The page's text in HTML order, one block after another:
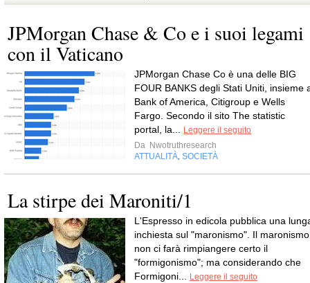
JPMorgan Chase & Co e i suoi legami
con il Vaticano
JPMorgan Chase Co è una delle BIG
FOUR BANKS degli Stati Uniti, insieme
Bank of America, Citigroup e Wells
Fargo. Secondo il sito The statistic
portal, la...
Leggere il seguito
Da Nwotruthresearch
ATTUALITÀ SOCIETÀ
La stirpe dei Maroniti/1
L'Espresso in edicola pubblica una
inchiesta sul "maronismo". Il maronismo
non ci farà rimpiangere certo il
"formigonismo"; ma considerando che
Formigoni...
Leggere il seguito